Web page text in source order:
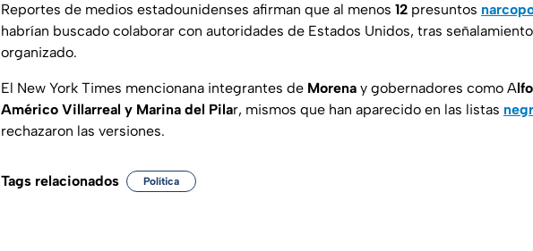
Reportes de medios estadounidenses afirman que al menos 12 presuntos
habrían buscado colaborar con autoridades de Estados Unidos, tras
organizado.
El New York Times mencionana integrantes de Morena y gobernadores como A
Américo Villarreal y Marina del Pilar, mismos que han aparecido en las listas
rechazaron las versiones.
Tags relacionados Política